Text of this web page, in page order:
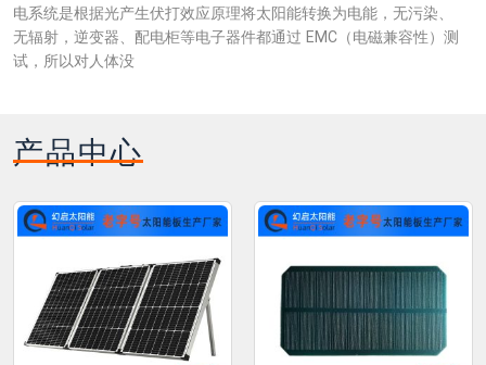
电系统是根据光产生伏打效应原理将太阳能转换为电能，无污染、
无辐射，逆变器、配电柜等电子器件都通过 EMC（电磁兼容性）测
试，所以对人体没
产品中心